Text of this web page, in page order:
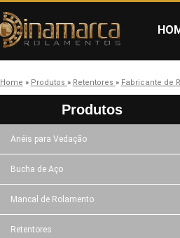
Home » Produtos » Retentores » Fabricante de
Produtos
Anéis para Vedação
Bucha de Aço
Mancal de Rolamento
Retentores